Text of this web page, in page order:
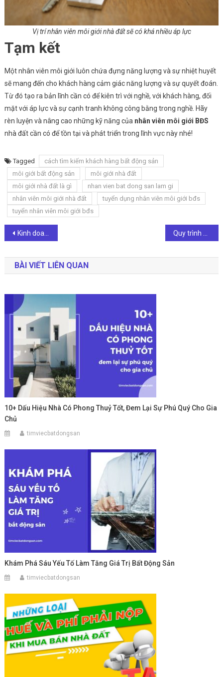
Vị trí nhân viên môi giới nhà đất sẽ có khá nhiều áp lực
Tạm kết
Một nhân viên môi giới luôn chứa đựng năng lượng và sự nhiệt huyết
sẽ mang đến cho khách hàng cảm giác năng lượng và sự quyết đoán.
Từ đó tạo ra bản lĩnh cần có để kiên trì với nghề, với khách hàng, đối
mặt với áp lực và sự cạnh tranh không công bằng trong nghề. Hãy
rèn luyện và nâng cao những kỹ năng của nhân viên môi giới BĐS
nhà đất cần có để tồn tại và phát triển trong lĩnh vực này nhé!
Tagged
cách tìm kiếm khách hàng bất động sản
môi giới bất động sản
môi giới nhà đất
môi giới nhà đất là gì
nhan vien bat dong san lam gi
nhân viên môi giới nhà đất
tuyển dụng nhân viên môi giới bđs
tuyển nhân viên môi giới bđs
Điều
hướng
bài
viết
Kinh doanh BĐS là gì? 4 loại hình kinh doanh BĐS hiện nay
BÀI VIẾT LIÊN QUAN
10+ Dấu Hiệu Nhà Có Phong Thuỷ Tốt, Đem Lại Sự Phú Quý Cho Gia
Chủ
timviecbatdongsan
Khám Phá Sáu Yếu Tố Làm Tăng Giá Trị Bất Động Sản
timviecbatdongsan